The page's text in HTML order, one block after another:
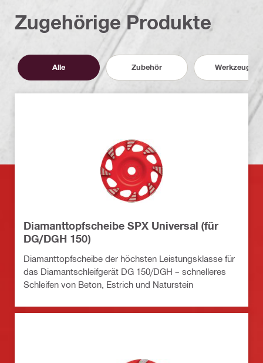
Zugehörige Produkte
Alle Zubehör Werkzeuge
Diamanttopfscheibe SPX Universal (für
DG/DGH 150)
Diamanttopfscheibe der höchsten Leistungsklasse für
das Diamantschleifgerät DG 150/DGH – schnelleres
Schleifen von Beton, Estrich und Naturstein